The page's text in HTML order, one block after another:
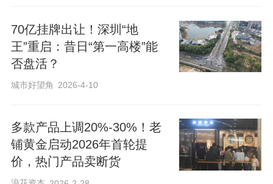
70亿挂牌出让！深圳“地
王”重启：昔日“第一高楼”能
否盘活？
城市好望角 2026-4-10
多款产品上调20%-30%！老
铺黄金启动2026年首轮提
价，热门产品卖断货